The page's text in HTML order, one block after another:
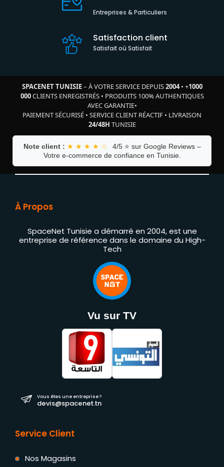
Entreprises & Particuliers
Satisfaction client
Satisfait où Satisfait
SPACENET TUNISIE– À VOTRE SERVICE DEPUIS2004• +1000
000CLIENTS ENREGISTRÉS• PRODUITS 100% AUTHENTIQUES
AVEC GARANTIE•
PAIEMENT SÉCURISÉ • SERVICE CLIENT RÉACTIF • LIVRAISON
24/48H TUNISIE
Note client : ★ ★ ★ ★ ☆
4/5 ⭐ sur Google Reviews –
Votre e-commerce de confiance en Tunisie.
À Propos
SpaceNet Tunisie a démarré en 2004, est une
entreprise de référence dans le domaine du High-
Tech
Vu sur TV
Vous êtes une entreprise ?
devis@spacenet.tn
Service Client
Nos Magasins